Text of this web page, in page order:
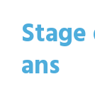
Stage
ans